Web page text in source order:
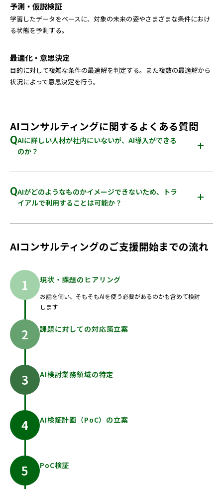
予測・仮説検証
学習したデータをベースに、対象の未来の姿やさまざまな条件におけ
る状態を予測する。
最適化・意思決定
目的に対して複雑な条件の最適解を判定する。また複数の最適解から
状況によって意思決定を行う。
AIコンサルティングに関するよくある質問
QAIに詳しい人材が社内にいないが、AI導入ができる
のか？
A
ます。
QAIがどのようなものかイメージできないため、トラ
イアルで利用することは可能か？
A
AIコンサルティングのご支援開始までの流れ
現状・課題のヒアリング
お話を伺い、そもそもAIを使う必要があるのかも含めて検討
します
課題に対しての対応策立案
AI検討業務領域の特定
AI検証計画（PoC）の立案
PoC検証